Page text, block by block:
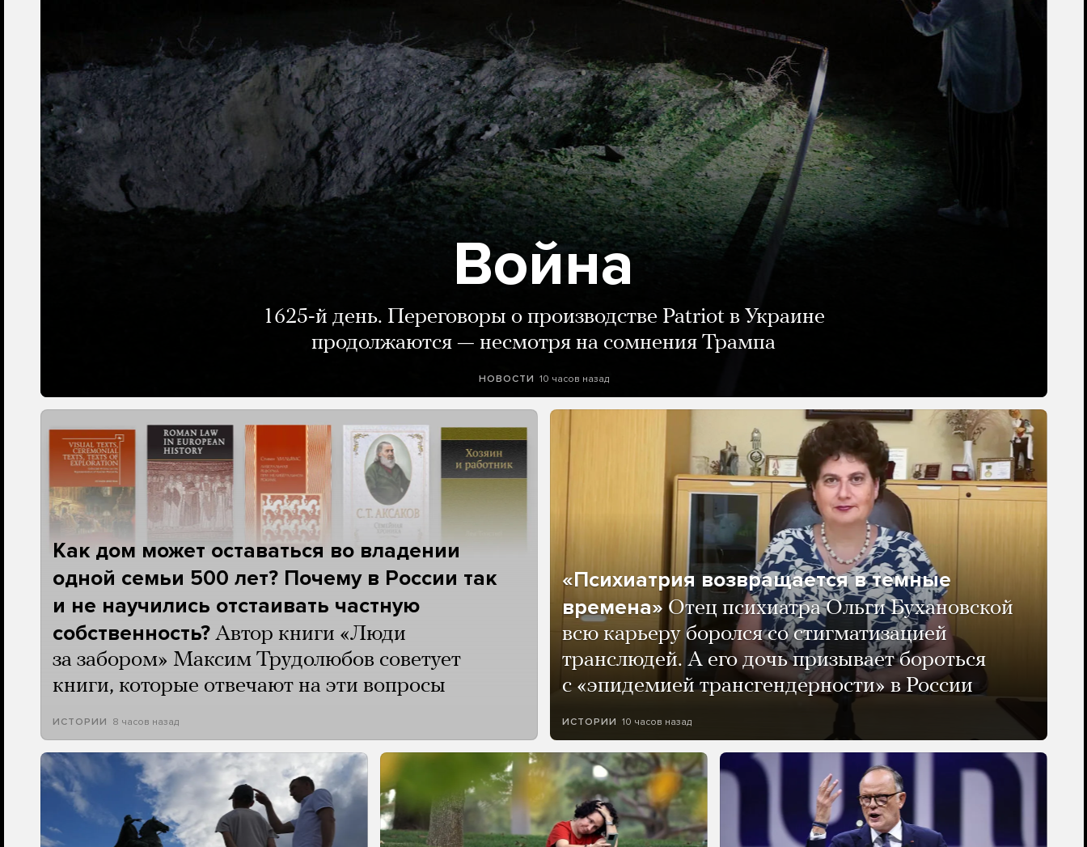
Война
1625-й день. Переговоры о производстве Patriot в Украине
продолжаются — несмотря на сомнения Трампа
НОВОСТИ 10 часов назад
Как дом может оставаться во владении
одной семьи 500 лет? Почему в России так
и не научились отстаивать частную
собственность? Автор книги «Люди
за забором» Максим Трудолюбов советует
книги, которые отвечают на эти вопросы
ИСТОРИИ 8 часов назад
«Психиатрия возвращается в темные
времена» Отец психиатра Ольги Бухановской
всю карьеру боролся со стигматизацией
транслюдей. А его дочь призывает бороться
с «эпидемией трансгендерности» в России
ИСТОРИИ 10 часов назад